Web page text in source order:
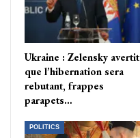
Ukraine : Zelensky avertit
que l’hibernation sera
rebutant, frappes
parapets…
POLITICS